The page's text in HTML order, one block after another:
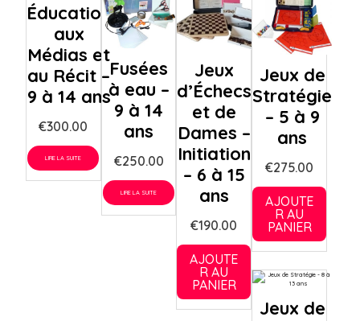
Éducation
aux
Médias et
au Récit –
9 à 14 ans
€300.00
LIRE LA SUITE
Fusées
à eau –
9 à 14
ans
€250.00
LIRE LA SUITE
Jeux
d’Échecs
et de
Dames –
Initiation
– 6 à 15
ans
€190.00
AJOUTE
R AU
PANIER
Jeux de
Stratégie
– 5 à 9
ans
€275.00
AJOUTE
R AU
PANIER
Jeux de